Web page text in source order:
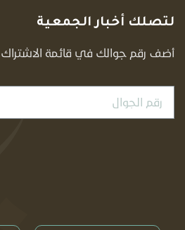
لتصلك أخبار الجمعية
أضف رقم جوالك في قائمة الاشتراك